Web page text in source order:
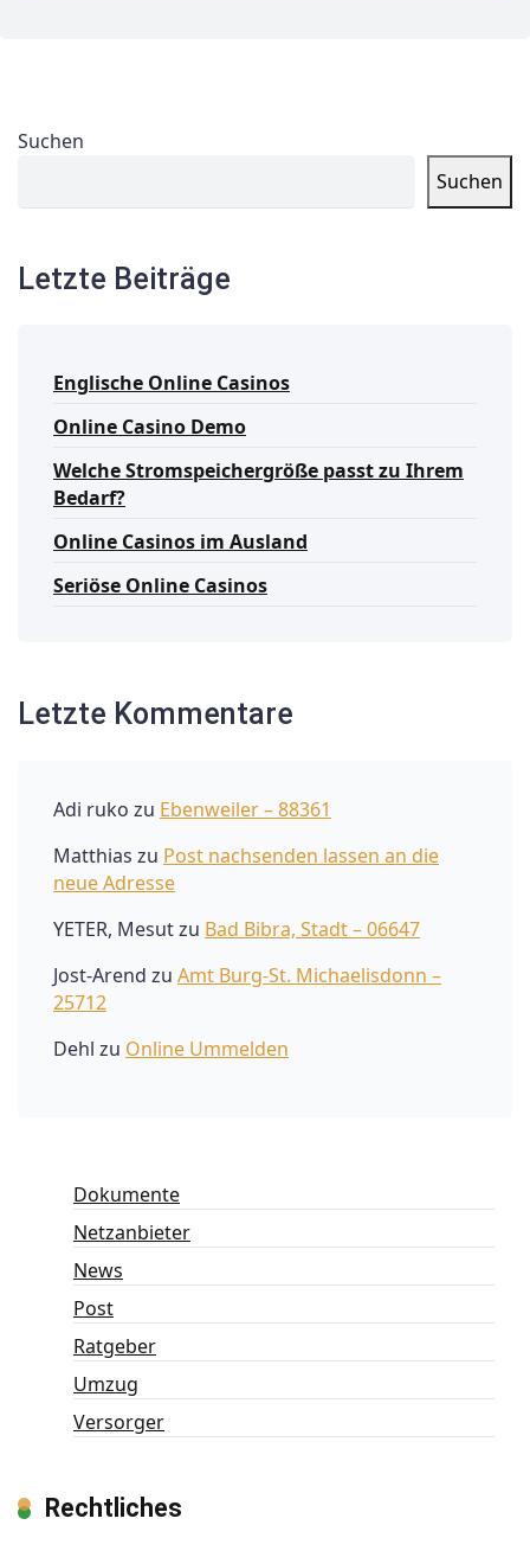
Suchen
Suchen
Letzte Beiträge
Englische Online Casinos
Online Casino Demo
Welche Stromspeichergröße passt zu Ihrem
Bedarf?
Online Casinos im Ausland
Seriöse Online Casinos
Letzte Kommentare
Adi ruko zu Ebenweiler – 88361
Matthias zu Post nachsenden lassen an die
neue Adresse
YETER, Mesutzu Bad Bibra, Stadt – 06647
Jost-Arend zu Amt Burg-St. Michaelisdonn –
25712
Dehl zu Online Ummelden
Dokumente
Netzanbieter
News
Post
Ratgeber
Umzug
Versorger
Rechtliches